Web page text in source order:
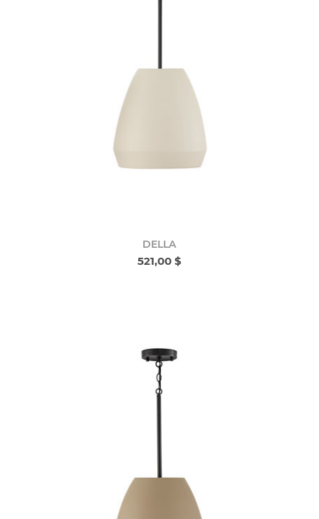
DELLA
521,00 $